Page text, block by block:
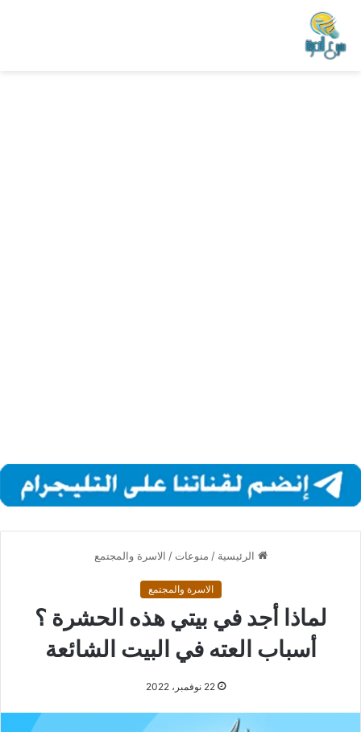
الرئيسية / منوعات / الاسرة والمجتمع
الاسرة والمجتمع
لماذا أجد في بيتي هذه الحشرة ؟
أسباب العته في البيت الشائعة
22 نوفمبر، 2022